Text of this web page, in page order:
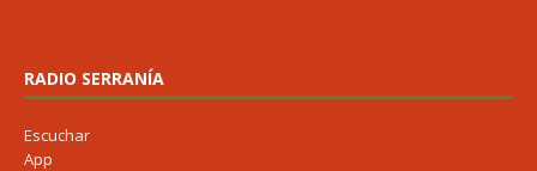
RADIO SERRANÍA
Escuchar
App